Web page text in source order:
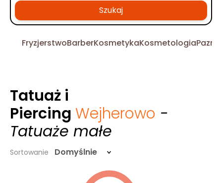
Szukaj
FryzjerstwoBarberKosmetykaKosmetologia
Tatuaż i
Piercing Wejherowo -
Tatuaże małe
Sortowanie Domyślnie